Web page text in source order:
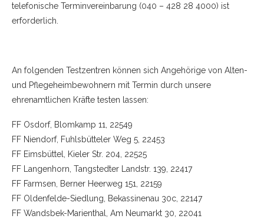
telefonische Terminvereinbarung (040 – 428 28 4000) ist
erforderlich.
An folgenden Testzentren können sich Angehörige von Alten-
und Pflegeheimbewohnern mit Termin durch unsere
ehrenamtlichen Kräfte testen lassen:
FF Osdorf, Blomkamp 11, 22549
FF Niendorf, Fuhlsbütteler Weg 5, 22453
FF Eimsbüttel, Kieler Str. 204, 22525
FF Langenhorn, Tangstedter Landstr. 139, 22417
FF Farmsen, Berner Heerweg 151, 22159
FF Oldenfelde-Siedlung, Bekassinenau 30c, 22147
FF Wandsbek-Marienthal, Am Neumarkt 30, 22041